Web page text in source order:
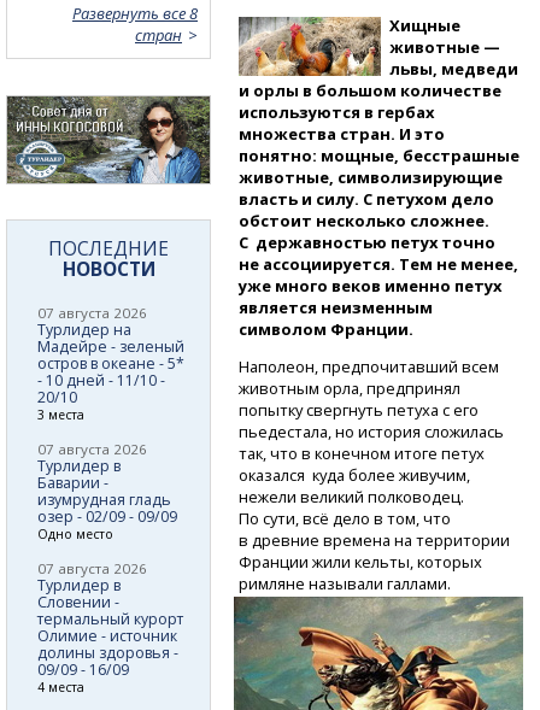
Хищные
животные —
львы, медведи
и орлы в большом количестве
используются в гербах
множества стран. И это
понятно: мощные, бесстрашные
животные, символизирующие
власть и силу. С петухом дело
обстоит несколько сложнее.
С державностью петух точно
не ассоциируется. Тем не менее,
уже много веков именно петух
является неизменным
символом Франции.
Наполеон, предпочитавший всем
животным орла, предпринял
попытку свергнуть петуха с его
пьедестала, но история сложилась
так, что в конечном итоге петух
оказался куда более живучим,
нежели великий полководец.
По сути, всё дело в том, что
в древние времена на территории
Франции жили кельты, которых
римляне называли галлами.
Развернуть все 8
стран
ПОСЛЕДНИЕ
НОВОСТИ
07 августа 2026
Турлидер на
Мадейре - зеленый
остров в океане - 5*
- 10 дней - 11/10 -
20/10
3 места
07 августа 2026
Турлидер в
Баварии -
изумрудная гладь
озер - 02/09 - 09/09
Одно место
07 августа 2026
Турлидер в
Словении -
термальный курорт
Олимие - источник
долины здоровья -
09/09 - 16/09
4 места